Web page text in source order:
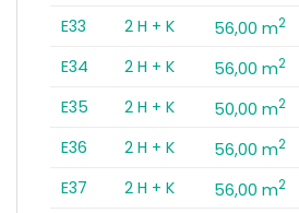
E33
2 H + K 56,00 m2
E34
2 H + K 56,00 m2
E35
2 H + K 50,00 m2
E36
2 H + K 56,00 m2
E37
2 H + K 56,00 m2